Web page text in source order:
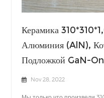
Керамика
Алюминия (AlN),
Подложкой GaN-
Nov 28, 2022